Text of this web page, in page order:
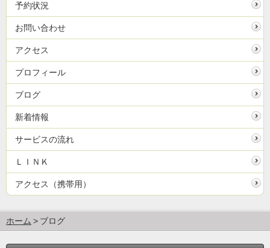
予約状況
お問い合わせ
アクセス
プロフィール
ブログ
新着情報
サービスの流れ
ＬＩＮＫ
アクセス（携帯用）
ホーム ブログ